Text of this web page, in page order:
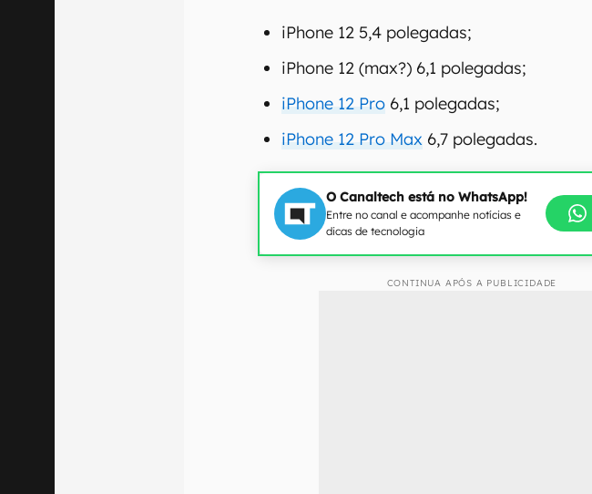
iPhone 12 5,4 polegadas;
iPhone 12 (max?) 6,1 polegadas;
iPhone 12 Pro 6,1 polegadas;
iPhone 12 Pro Max 6,7 polegadas.
O Canaltech está no WhatsApp!
Entre no canal e acompanhe notícias e
dicas de tecnologia
CONTINUA APÓS A PUBLICIDADE